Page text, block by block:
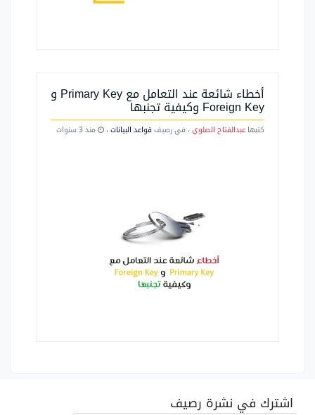
أخطاء شائعة عند التعامل مع Primary Key و
Foreign Key وكيفية تجنبها
كتبها عبدالفتاح الصلوي ، في رصيفقواعد البيانات ، منذ 3 سنوات
اشترك في نشرة رصيف